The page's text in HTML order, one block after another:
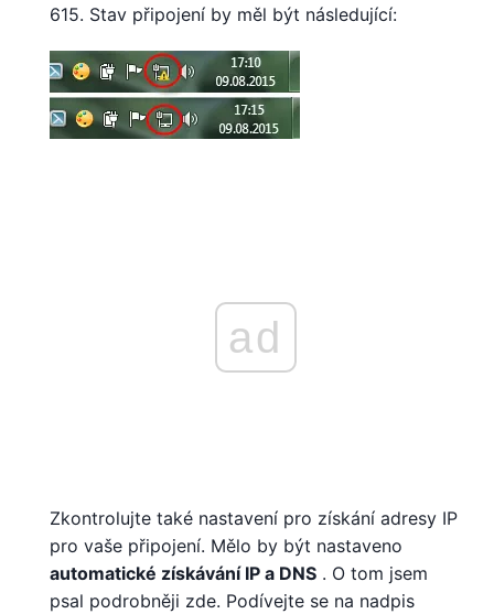
615. Stav připojení by měl být následující:
ad
Zkontrolujte také nastavení pro získání adresy IP
pro vaše připojení. Mělo by být nastaveno
automatické získávání IP a DNS . O tom jsem
psal podrobněji zde. Podívejte se na nadpis